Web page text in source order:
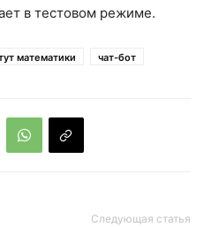
в тестовом режиме.
математики чат-бот
Следующая статья